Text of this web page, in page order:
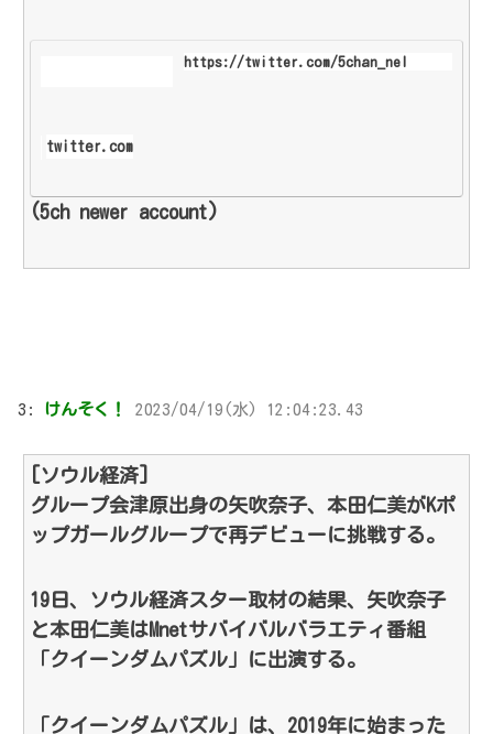
https://twitter.com/5chan_nel
twitter.com
(5ch newer account)
3: けんそく！ 2023/04/19(水) 12:04:23.43
[ソウル経済]
グループ会津原出身の矢吹奈子、本田仁美がKポ
ップガールグループで再デビューに挑戦する。
19日、ソウル経済スター取材の結果、矢吹奈子
と本田仁美はMnetサバイバルバラエティ番組
「クイーンダムパズル」に出演する。
「クイーンダムパズル」は、2019年に始まった